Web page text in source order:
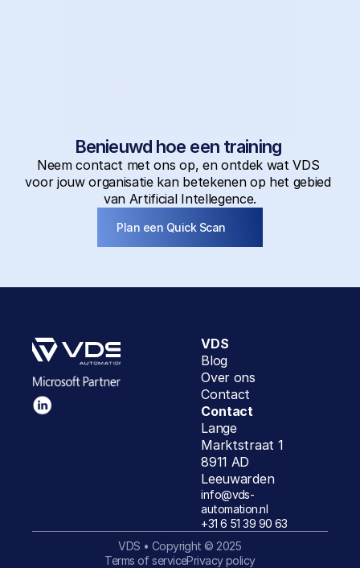
Benieuwd hoe een training
Neem contact met ons op, en ontdek wat VDS
voor jouw organisatie kan betekenen op het gebied
van Artificial Intellegence.
Plan een Quick Scan
VDS
Blog
Over ons
Contact
Contact
Lange
Marktstraat 1
8911 AD
Leeuwarden
info@vds-
automation.nl
+31 6 51 39 90 63
VDS • Copyright © 2025
Terms of servicePrivacy policy